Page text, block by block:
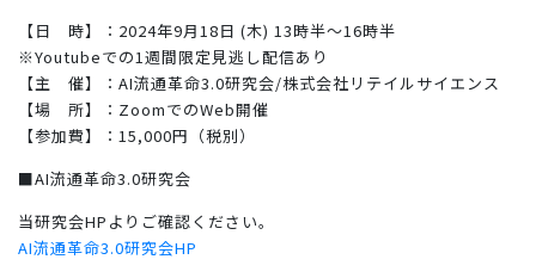
【日 時】：2024年9月18日 (木) 13時半～16時半
※Youtubeでの1週間限定見逃し配信あり
【主 催】：AI流通革命3.0研究会/株式会社リテイルサイエンス
【場 所】：ZoomでのWeb開催
【参加費】：15,000円（税別）
■AI流通革命3.0研究会
当研究会HPよりご確認ください。
AI流通革命3.0研究会HP